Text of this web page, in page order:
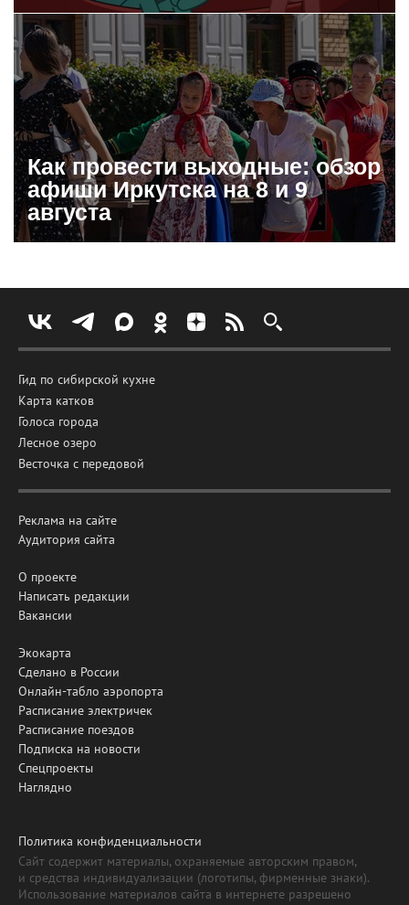
Как провести выходные: обзор
афиши Иркутска на 8 и 9
августа
Гид по сибирской кухне
Карта катков
Голоса города
Лесное озеро
Весточка с передовой
Реклама на сайте
Аудитория сайта
О проекте
Написать редакции
Вакансии
Экокарта
Сделано в России
Онлайн-табло аэропорта
Расписание электричек
Расписание поездов
Подписка на новости
Спецпроекты
Наглядно
Политика конфиденциальности
Сайт содержит материалы, охраняемые авторским правом,
и средства индивидуализации (логотипы, фирменные знаки).
Использование материалов сайта в интернете разрешено